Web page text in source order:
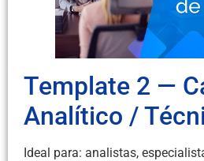
Template 2 —
Analítico /
Ideal para: analistas,